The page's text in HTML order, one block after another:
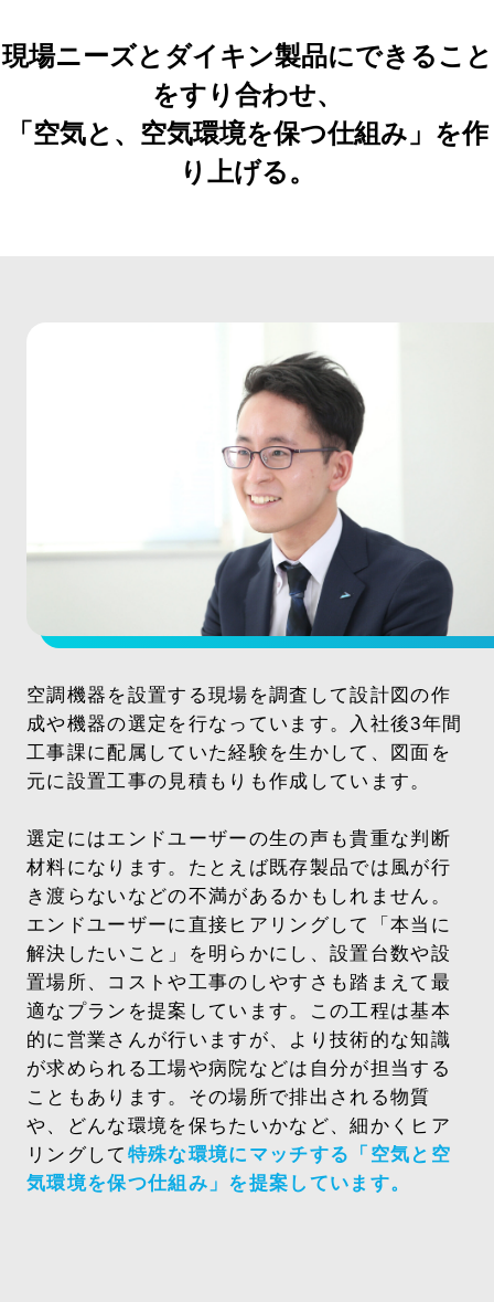
現場ニーズとダイキン製品にできること
をすり合わせ、
「空気と、空気環境を保つ仕組み」を作
り上げる。
空調機器を設置する現場を調査して設計図の作
成や機器の選定を行なっています。入社後3年間
工事課に配属していた経験を生かして、図面を
元に設置工事の見積もりも作成しています。
選定にはエンドユーザーの生の声も貴重な判断
材料になります。たとえば既存製品では風が行
き渡らないなどの不満があるかもしれません。
エンドユーザーに直接ヒアリングして「本当に
解決したいこと」を明らかにし、設置台数や設
置場所、コストや工事のしやすさも踏まえて最
適なプランを提案しています。この工程は基本
的に営業さんが行いますが、より技術的な知識
が求められる工場や病院などは 自分が担当する
こともあります。 その場所で排出される物質
や、どんな環境を保ちたいかなど、細かくヒア
リングして 特殊な環境にマッチする「空気と空
気環境を保つ仕組み」を提案しています。